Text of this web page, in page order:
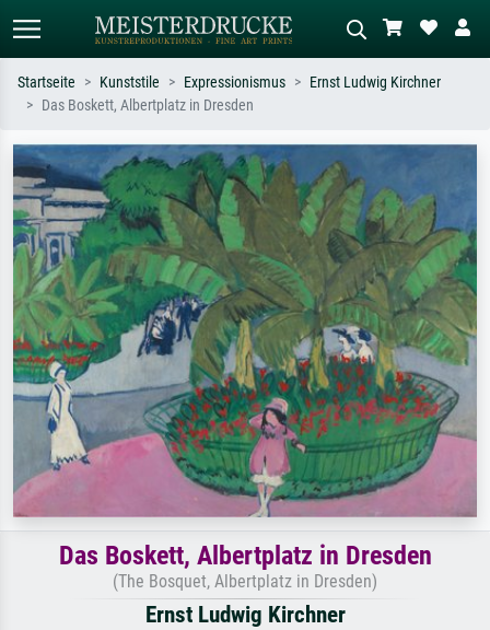
Suchen Sie nach Künstlern, Werktiteln
oder Stilen – z.B. Monet,
Sternennacht, Impressionismus, Welle
Hokusai, Akt.
Beschreiben Sie die Szene – z.B. Grüne
Wiese, Abstrakt mit viel Rot, Dunkles
Ölgemälde, Stehender Akt neben einem
Baum.
Startseite Kunststile Expressionismus
Ernst Ludwig Kirchner
Das Boskett, Albertplatz in Dresden
Das Boskett, Albertplatz in Dresden
(The Bosquet, Albertplatz in Dresden)
Ernst Ludwig Kirchner